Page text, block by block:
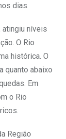
dias.
atingiu níveis
O Rio
histórica. O
quanto abaixo
Em
o Rio
Região